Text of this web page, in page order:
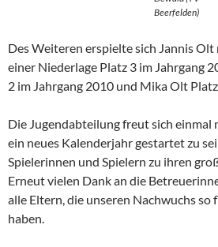
Beerfelden)
Des Weiteren erspielte sich Jannis Olt
einer Niederlage Platz 3 im Jahrgang
2 im Jahrgang 2010 und Mika Olt
Die Jugendabteilung freut sich einmal
ein neues Kalenderjahr gestartet zu
Spielerinnen und Spielern zu ihren
Erneut vielen Dank an die
alle Eltern, die unseren Nachwuchs
haben.